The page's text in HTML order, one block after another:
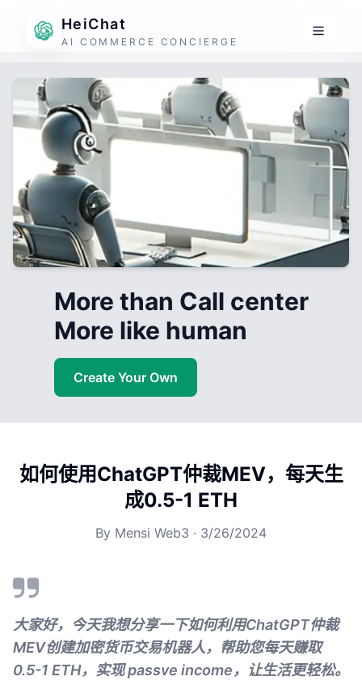
HeiChat
AI COMMERCE CONCIERGE
More than Call center
More like human
Create Your Own
如何使用ChatGPT仲裁MEV，每天生
成0.5-1 ETH
By Mensi Web3 · 3/26/2024
大家好，今天我想分享一下如何利用ChatGPT仲裁
MEV创建加密货币交易机器人，帮助您每天赚取
0.5-1 ETH，实现 passve income，让生活更轻松。